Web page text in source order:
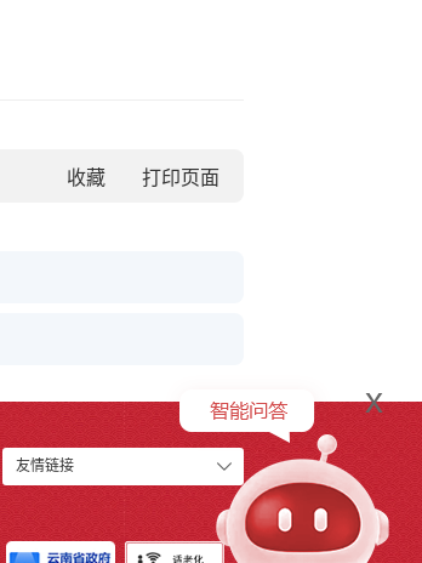
收藏
友情链接
x